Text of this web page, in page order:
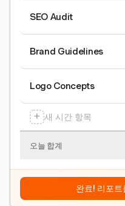
SEO Audit
Brand Guidelines
Logo Concepts
+ 새 시간 항목
오늘 합계
완료! 리포